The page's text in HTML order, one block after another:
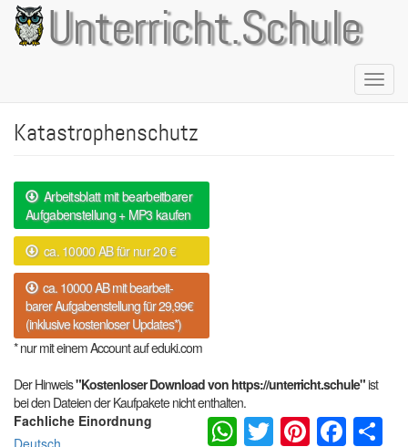
Direkt
zum
Inhalt
Unterricht.Schule
Katastrophenschutz
Arbeitsblatt mit bearbeitbarer
Aufgabenstellung + MP3 kaufen
ca. 10000 AB für nur 20 €
ca. 10000 AB mit bearbeit-
barer Aufgabenstellung für 29,99€
(inklusive kostenloser Updates*)
* nur mit einem Account auf eduki.com
Der Hinweis"Kostenloser Download von https://unterricht.schule"ist
bei den Dateien der Kaufpakete nicht enthalten.
Fachliche Einordnung
Deutsch
WhatsApp
Twitter